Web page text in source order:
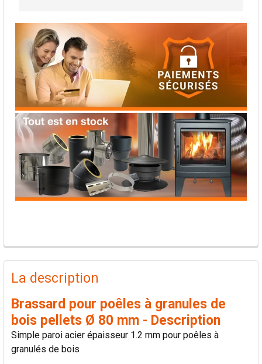
PRODUITS
FRÉQUEMMENT
ACHETÉS
TOUT
SÉLECTIONNER
La description
Brassard pour poêles à granules de
bois pellets Ø 80 mm - Description
Simple paroi acier épaisseur 1.2 mm pour poêles à
granulés de bois